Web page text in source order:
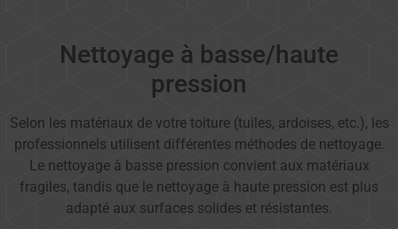
Nettoyage à basse/haute
pression
Selon les matériaux de votre toiture (tuiles, ardoises, etc.), les
professionnels utilisent différentes méthodes de nettoyage.
Le nettoyage à basse pression convient aux matériaux
fragiles, tandis que le nettoyage à haute pression est plus
adapté aux surfaces solides et résistantes.